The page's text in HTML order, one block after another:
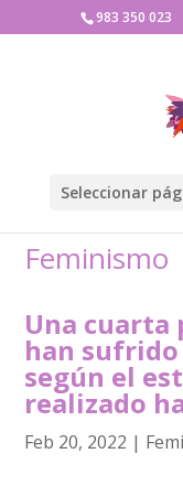
983 350 023
Seleccionar
Feminismo
Una cuarta
han
según el
realizado
Feb 20, 2022 |